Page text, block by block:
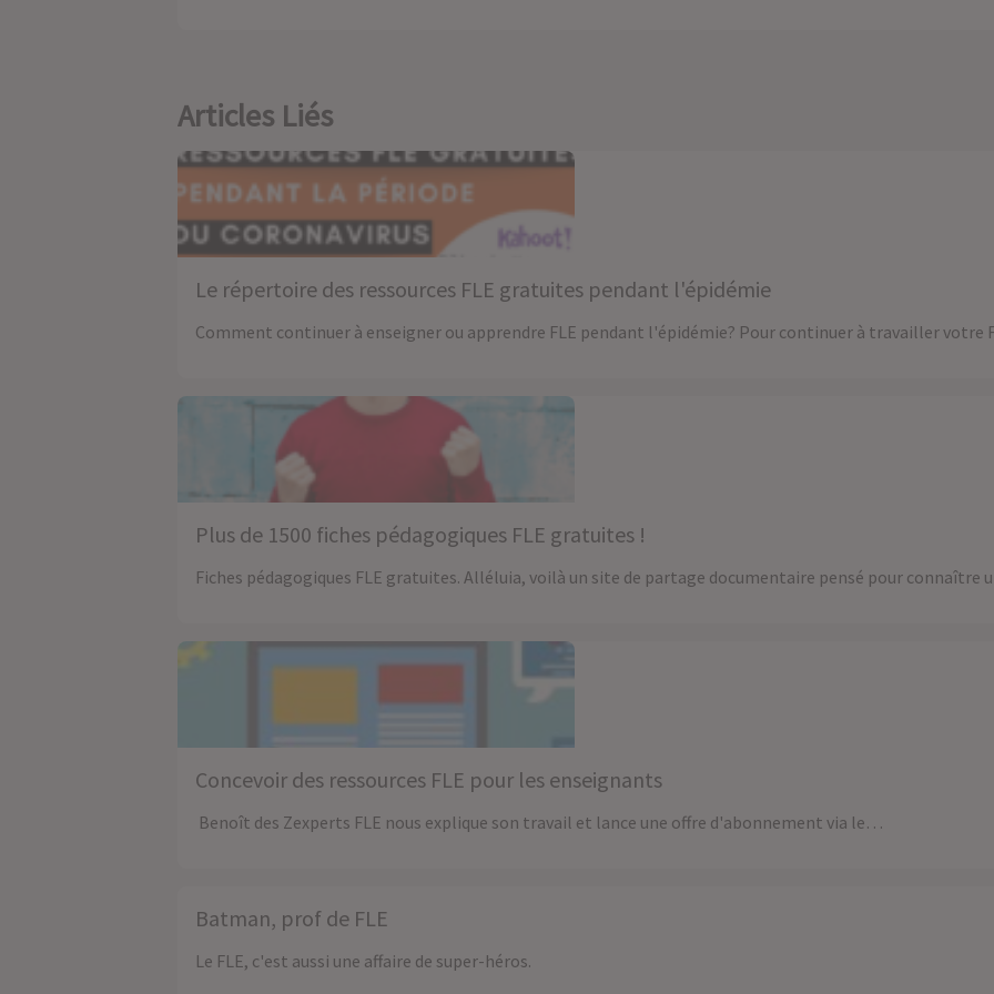
Articles Liés
Le répertoire des ressources FLE gratuites pendant l'épidémie
Comment continuer à enseigner ou apprendre FLE pendant l'épidémie? Pour continuer à travailler votre
Plus de 1500 fiches pédagogiques FLE gratuites !
Fiches pédagogiques FLE gratuites. Alléluia, voilà un site de partage documentaire pensé pour connaître
Concevoir des ressources FLE pour les enseignants
Benoît des Zexperts FLE nous explique son travail et lance une offre d'abonnement via le…
Batman, prof de FLE
Le FLE, c'est aussi une affaire de super-héros.